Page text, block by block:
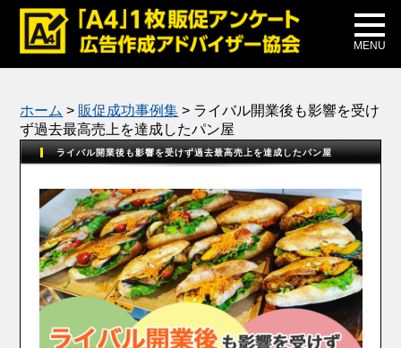
MENU
メディア掲載
公式ブログ
ホーム > 販促成功事例集 > ライバル開業後も影響を受け
ず過去最高売上を達成したパン屋
ライバル開業後も影響を受けず過去最高売上を達成したパン屋